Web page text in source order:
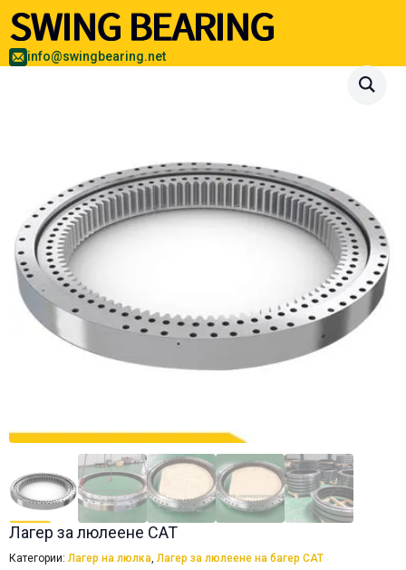
info@swingbearing.net
Лагер за люлеене CAT
Категории: Лагер на люлка, Лагер за люлеене на багер CAT